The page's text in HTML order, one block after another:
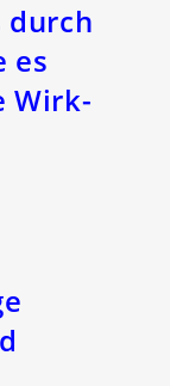
durch
es
Wirk-